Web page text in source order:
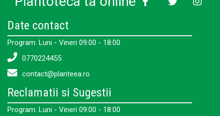
Date contact
Program: Luni - Vineri 09:00 - 18:00
0770224455
contact@planteea.ro
Reclamatii si Sugestii
Program: Luni - Vineri 09:00 - 18:00